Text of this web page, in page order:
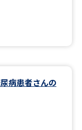
解説
ブ
病患者さんの